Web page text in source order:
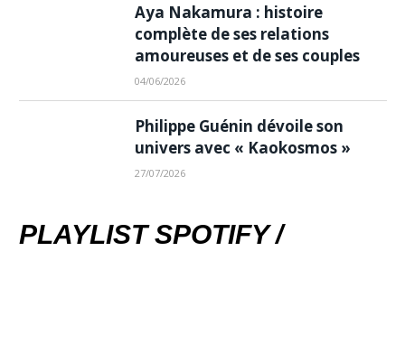
Aya Nakamura : histoire
complète de ses relations
amoureuses et de ses couples
04/06/2026
Philippe Guénin dévoile son
univers avec « Kaokosmos »
27/07/2026
PLAYLIST SPOTIFY /